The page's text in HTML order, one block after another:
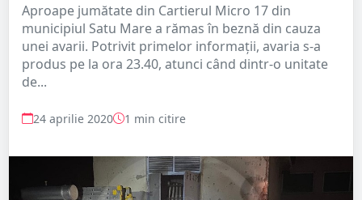
Aproape jumătate din Cartierul Micro 17 din
municipiul Satu Mare a rămas în beznă din cauza
unei avarii. Potrivit primelor informații, avaria s-a
produs pe la ora 23.40, atunci când dintr-o unitate
de...
24 aprilie 2020 1 min citire